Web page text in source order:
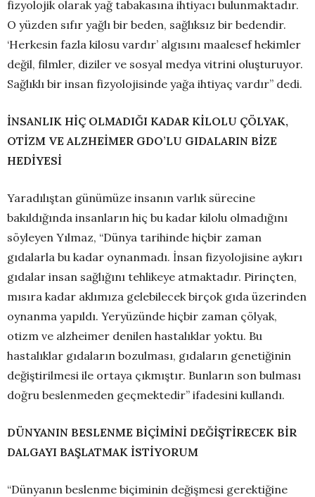
fizyolojik olarak yağ tabakasına ihtiyacı bulunmaktadır.
O yüzden sıfır yağlı bir beden, sağlıksız bir bedendir.
‘Herkesin fazla kilosu vardır’ algısını maalesef hekimler
değil, filmler, diziler ve sosyal medya vitrini oluşturuyor.
Sağlıklı bir insan fizyolojisinde yağa ihtiyaç vardır” dedi.
İNSANLIK HİÇ OLMADIĞI KADAR KİLOLU ÇÖLYAK,
OTİZM VE ALZHEİMER GDO’LU GIDALARIN BİZE
HEDİYESİ
Yaradılıştan günümüze insanın varlık sürecine
bakıldığında insanların hiç bu kadar kilolu olmadığını
söyleyen Yılmaz, “Dünya tarihinde hiçbir zaman
gıdalarla bu kadar oynanmadı. İnsan fizyolojisine aykırı
gıdalar insan sağlığını tehlikeye atmaktadır. Pirinçten,
mısıra kadar aklımıza gelebilecek birçok gıda üzerinden
oynanma yapıldı. Yeryüzünde hiçbir zaman çölyak,
otizm ve alzheimer denilen hastalıklar yoktu. Bu
hastalıklar gıdaların bozulması, gıdaların genetiğinin
değiştirilmesi ile ortaya çıkmıştır. Bunların son bulması
doğru beslenmeden geçmektedir” ifadesini kullandı.
DÜNYANIN BESLENME BİÇİMİNİ DEĞİŞTİRECEK BİR
DALGAYI BAŞLATMAK İSTİYORUM
“Dünyanın beslenme biçiminin değişmesi gerektiğine